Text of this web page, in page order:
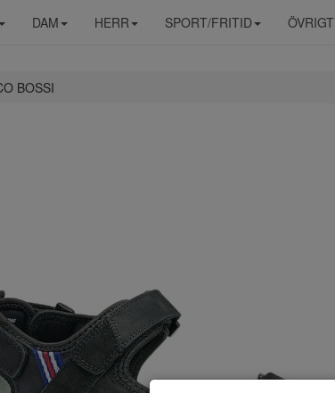
DAM HERR SPORT/FRITID ÖVRIGT
BOSSI